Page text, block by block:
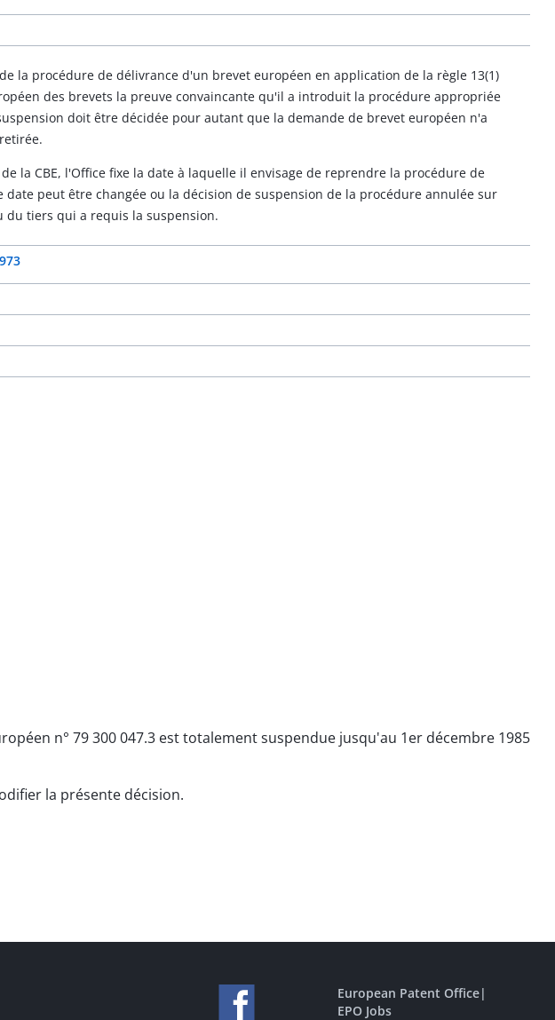
la procédure de délivrance d'un brevet européen en application de la règle 13(1)
des brevets la preuve convaincante qu'il a introduit la procédure appropriée
doit être décidée pour autant que la demande de brevet européen n'a
la CBE, l'Office fixe la date à laquelle il envisage de reprendre la procédure de
peut être changée ou la décision de suspension de la procédure annulée sur
tiers qui a requis la suspension.
n° 79 300 047.3 est totalement suspendue jusqu'au 1er décembre 1985
la présente décision.
European Patent Office|
EPO Jobs